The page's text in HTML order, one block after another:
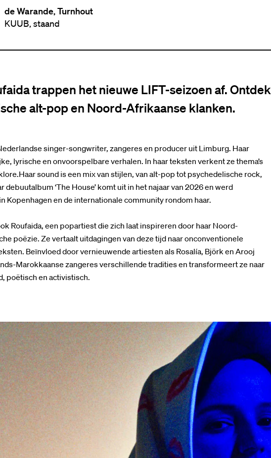
de Warande, Turnhout
KUUB, staand
trappen het nieuwe LIFT-seizoen af. Ontdek
alt-pop en Noord-Afrikaanse klanken.
singer-songwriter, zangeres en producer uit Limburg. Haar
lyrische en onvoorspelbare verhalen. In haar teksten verkent ze thema’s
sound is een mix van stijlen, van alt-pop tot psychedelische rock,
debuutalbum ‘The House’ komt uit in het najaar van 2026 en werd
Kopenhagen en de internationale community rondom haar.
Roufaida, een popartiest die zich laat inspireren door haar Noord-
poëzie. Ze vertaalt uitdagingen van deze tijd naar onconventionele
Beïnvloed door vernieuwende artiesten als Rosalía, Björk en Arooj
Marokkaanse zangeres verschillende tradities en transformeert ze naar
poëtisch en activistisch.